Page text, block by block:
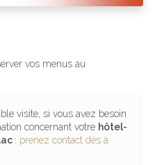
vos menus au
visite, si vous avez besoin
concernant votre hôtel-
: prenez contact dès à